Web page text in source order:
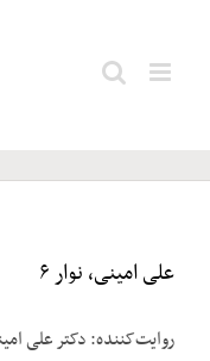
صدر؛ Search
علی امینی، نوار ۶